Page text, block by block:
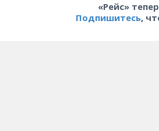
«Рейс»
Подпишитесь,